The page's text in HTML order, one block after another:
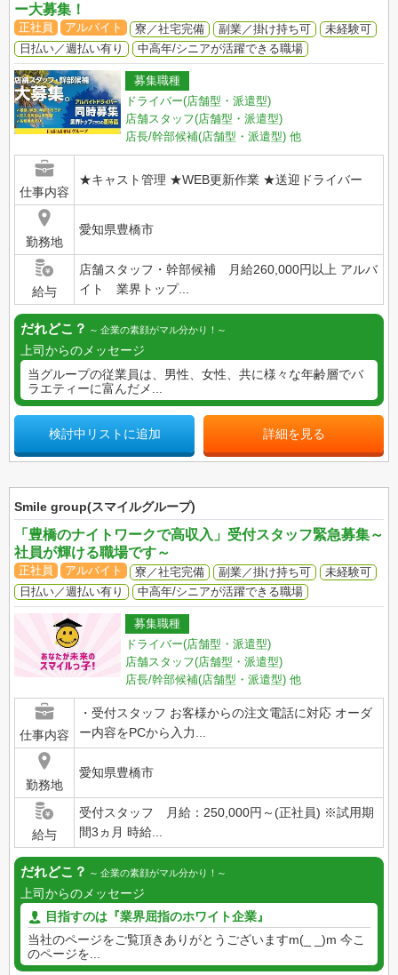
ー大募集！
正社員 アルバイト 寮／社宅完備 副業／掛け持ち可
未経験可
日払い／週払い有り
中高年/シニアが活躍できる職場
募集職種
ドライバー(店舗型・派遣型)
店舗スタッフ(店舗型・派遣型)
店長/幹部候補(店舗型・派遣型) 他
仕事内容
★キャスト管理 ★WEB更新作業 ★送迎ドライバー
勤務地
愛知県豊橋市
給与
店舗スタッフ・幹部候補 月給260,000円以上 アルバ
イト 業界トップ...
だれどこ？ 企業の素顔がマル分かり！
上司からのメッセージ
当グループの従業員は、男性、女性、共に様々な年齢層でバ
ラエティーに富んだメ...
検討中リストに追加 詳細を見る
Smile group(スマイルグループ)
「豊橋のナイトワークで高収入」受付スタッフ緊急募集～
社員が輝ける職場です～
正社員 アルバイト 寮／社宅完備 副業／掛け持ち可
未経験可
日払い／週払い有り
中高年/シニアが活躍できる職場
募集職種
ドライバー(店舗型・派遣型)
店舗スタッフ(店舗型・派遣型)
店長/幹部候補(店舗型・派遣型) 他
仕事内容
・受付スタッフ お客様からの注文電話に対応 オーダ
ー内容をPCから入力...
勤務地
愛知県豊橋市
給与
受付スタッフ 月給：250,000円～(正社員) ※試用期
間3ヵ月 時給...
だれどこ？ 企業の素顔がマル分かり！
上司からのメッセージ
目指すのは『業界屈指のホワイト企業』
当社のページをご覧頂きありがとうございますm(_ _)m 今こ
のページを...